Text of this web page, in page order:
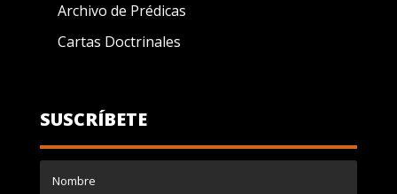
Archivo de Prédicas
Cartas Doctrinales
SUSCRÍBETE